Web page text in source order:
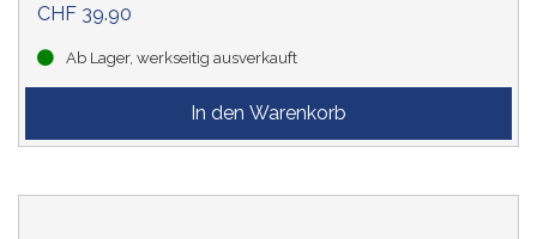
CHF 39.90
Ab Lager, werkseitig ausverkauft